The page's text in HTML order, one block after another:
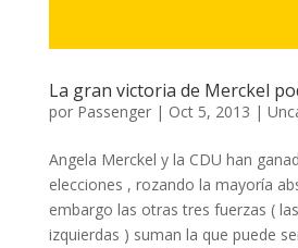
La gran victoria de Merckel
por Passenger| Oct 5, 2013 |
Angela Merckel y la CDU han
elecciones , rozando la mayoría
embargo las otras tres fuerzas (
izquierdas ) suman la que puede